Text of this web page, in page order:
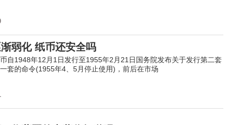
弱化 纸币还安全吗
1948年12月1日发行至1955年2月21日国务院发布关于发行第二套
套的命令(1955年4、5月停止使用)，前后在市场